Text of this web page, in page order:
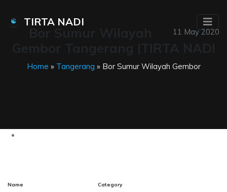
TIRTA NADI
11 May 2020
Home » Tangerang » Bor Sumur Wilayah Gembor
Name Category